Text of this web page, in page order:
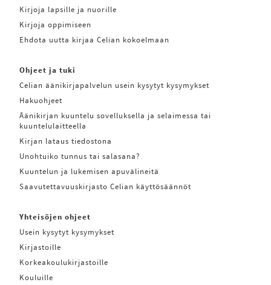
Kirjoja lapsille ja nuorille
Kirjoja oppimiseen
Ehdota uutta kirjaa Celian kokoelmaan
Ohjeet ja tuki
Celian äänikirjapalvelun usein kysytyt kysymykset
Hakuohjeet
Äänikirjan kuuntelu sovelluksella ja selaimessa tai
kuuntelulaitteella
Kirjan lataus tiedostona
Unohtuiko tunnus tai salasana?
Kuuntelun ja lukemisen apuvälineitä
Saavutettavuuskirjasto Celian käyttösäännöt
Yhteisöjen ohjeet
Usein kysytyt kysymykset
Kirjastoille
Korkeakoulukirjastoille
Kouluille